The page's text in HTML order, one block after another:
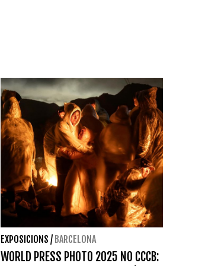
EXPOSICIONS / BARCELONA
WORLD PRESS PHOTO 2025 NO CCCB: